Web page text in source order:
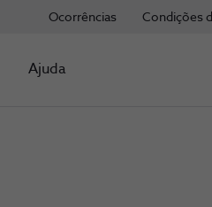
Ocorrências Condições
Ajuda